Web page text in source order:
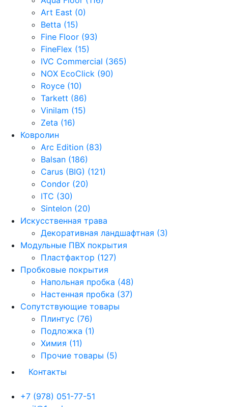
Art East (0)
Betta (15)
Fine Floor (93)
FineFlex (15)
IVC Commercial (365)
NOX EcoClick (90)
Royce (10)
Tarkett (86)
Vinilam (15)
Zeta (16)
Ковролин
Arc Edition (83)
Balsan (186)
Carus (BIG) (121)
Condor (20)
ITC (30)
Sintelon (20)
Искусственная трава
Декоративная ландшафтная (3)
Модульные ПВХ покрытия
Пластфактор (127)
Пробковые покрытия
Напольная пробка (48)
Настенная пробка (37)
Сопутствующие товары
Плинтус (76)
Подложка (1)
Химия (11)
Прочие товары (5)
Контакты
+7 (978) 051-77-51